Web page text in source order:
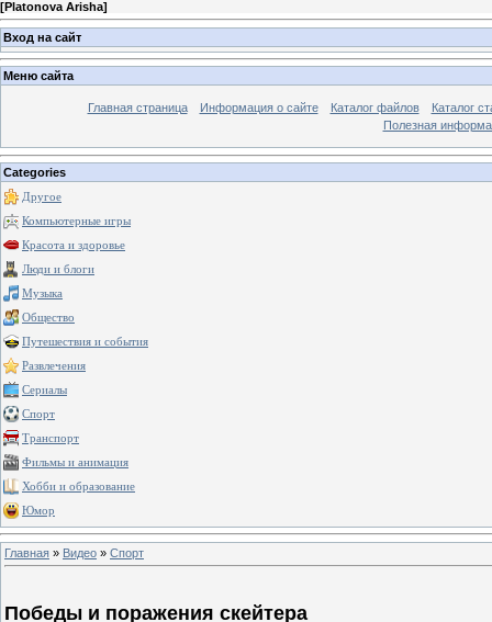
[Platonova Arisha]
Вход на сайт
Меню сайта
Главная страница Информация о сайте Каталог файлов
Каталог
Полезная
Categories
Другое
Компьютерные игры
Красота и здоровье
Люди и блоги
Музыка
Общество
Путешествия и события
Развлечения
Сериалы
Спорт
Транспорт
Фильмы и анимация
Хобби и образование
Юмор
Главная » Видео » Спорт
Победы и поражения скейтера